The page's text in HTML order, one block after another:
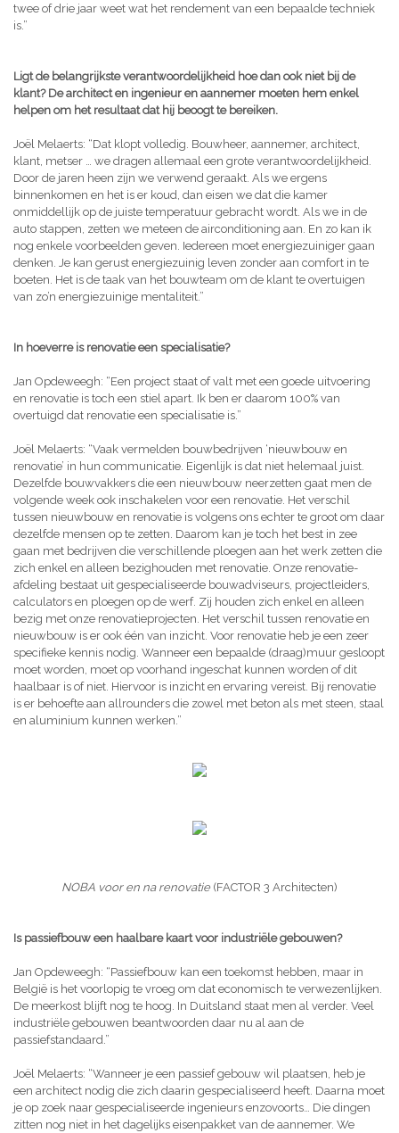
twee of drie jaar weet wat het rendement van een bepaalde techniek
is.”
Ligt de belangrijkste verantwoordelijkheid hoe dan ook niet bij de
klant? De architect en ingenieur en aannemer moeten hem enkel
helpen om het resultaat dat hij beoogt te bereiken.
Joël Melaerts: “Dat klopt volledig. Bouwheer, aannemer, architect,
klant, metser … we dragen allemaal een grote verantwoordelijkheid.
Door de jaren heen zijn we verwend geraakt. Als we ergens
binnenkomen en het is er koud, dan eisen we dat die kamer
onmiddellijk op de juiste temperatuur gebracht wordt. Als we in de
auto stappen, zetten we meteen de airconditioning aan. En zo kan ik
nog enkele voorbeelden geven. Iedereen moet energiezuiniger gaan
denken. Je kan gerust energiezuinig leven zonder aan comfort in te
boeten. Het is de taak van het bouwteam om de klant te overtuigen
van zo’n energiezuinige mentaliteit.”
In hoeverre is renovatie een specialisatie?
Jan Opdeweegh: “Een project staat of valt met een goede uitvoering
en renovatie is toch een stiel apart. Ik ben er daarom 100% van
overtuigd dat renovatie een specialisatie is.”
Joël Melaerts: “Vaak vermelden bouwbedrijven ‘nieuwbouw en
renovatie’ in hun communicatie. Eigenlijk is dat niet helemaal juist.
Dezelfde bouwvakkers die een nieuwbouw neerzetten gaat men de
volgende week ook inschakelen voor een renovatie. Het verschil
tussen nieuwbouw en renovatie is volgens ons echter te groot om daar
dezelfde mensen op te zetten. Daarom kan je toch het best in zee
gaan met bedrijven die verschillende ploegen aan het werk zetten die
zich enkel en alleen bezighouden met renovatie. Onze renovatie-
afdeling bestaat uit gespecialiseerde bouwadviseurs, projectleiders,
calculators en ploegen op de werf. Zij houden zich enkel en alleen
bezig met onze renovatieprojecten. Het verschil tussen renovatie en
nieuwbouw is er ook één van inzicht. Voor renovatie heb je een zeer
specifieke kennis nodig. Wanneer een bepaalde (draag)muur gesloopt
moet worden, moet op voorhand ingeschat kunnen worden of dit
haalbaar is of niet. Hiervoor is inzicht en ervaring vereist. Bij renovatie
is er behoefte aan allrounders die zowel met beton als met steen, staal
en aluminium kunnen werken.”
NOBA voor en na renovatie(FACTOR 3 Architecten)
Is passiefbouw een haalbare kaart voor industriële gebouwen?
Jan Opdeweegh: “Passiefbouw kan een toekomst hebben, maar in
België is het voorlopig te vroeg om dat economisch te verwezenlijken.
De meerkost blijft nog te hoog. In Duitsland staat men al verder. Veel
industriële gebouwen beantwoorden daar nu al aan de
passiefstandaard.”
Joël Melaerts: “Wanneer je een passief gebouw wil plaatsen, heb je
een architect nodig die zich daarin gespecialiseerd heeft. Daarna moet
je op zoek naar gespecialiseerde ingenieurs enzovoorts… Die dingen
zitten nog niet in het dagelijks eisenpakket van de aannemer. We